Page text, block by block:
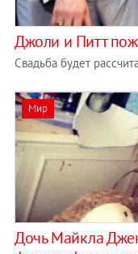
Джоли и Питт
Свадьба будет
Мир
Дочь Майкла